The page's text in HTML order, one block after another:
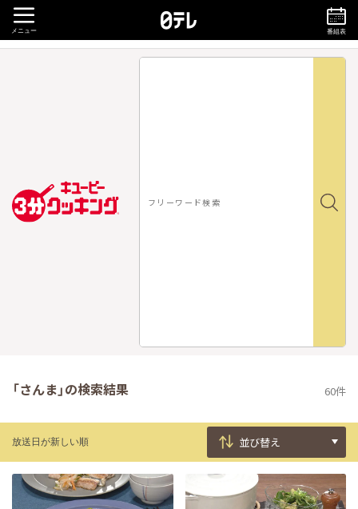
メニュー 番組表
「さんま」の検索結果 60件
放送日が新しい順